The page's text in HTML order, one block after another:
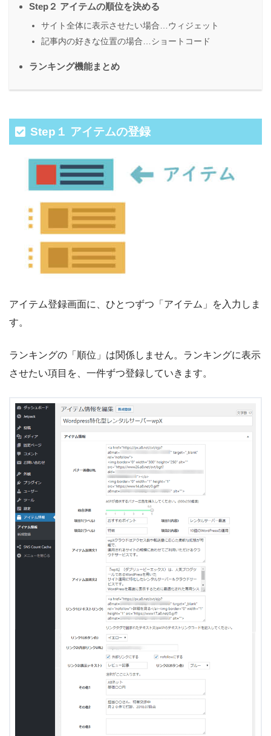
Step２ アイテムの順位を決める
サイト全体に表示させたい場合…ウィジェット
記事内の好きな位置の場合…ショートコード
ランキング機能まとめ
Step１ アイテムの登録
アイテム登録画面に、ひとつずつ「アイテム」を入力しま
す。
ランキングの「順位」は関係しません。ランキングに表示
させたい項目を、一件ずつ登録していきます。